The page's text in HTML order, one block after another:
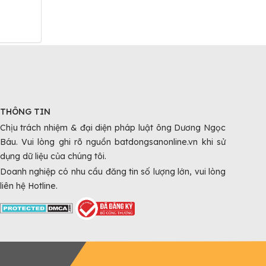
THÔNG TIN
Chịu trách nhiệm & đại diện pháp luật ông Dương Ngọc
Báu. Vui lòng ghi rõ nguồn batdongsanonline.vn khi sử
dụng dữ liệu của chúng tôi.
Doanh nghiệp có nhu cầu đăng tin số lượng lớn, vui lòng
liên hệ Hotline.